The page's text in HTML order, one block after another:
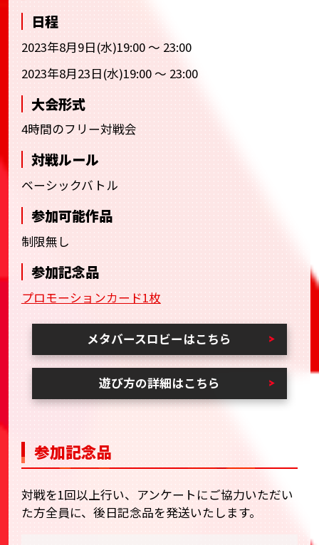
日程
2023年8月9日(水)19:00 ～ 23:00
2023年8月23日(水)19:00 ～ 23:00
大会形式
4時間のフリー対戦会
対戦ルール
ベーシックバトル
参加可能作品
制限無し
参加記念品
プロモーションカード1枚
メタバースロビーはこちら
遊び方の詳細はこちら
参加記念品
対戦を1回以上行い、アンケートにご協力いただい
た方全員に、後日記念品を発送いたします。